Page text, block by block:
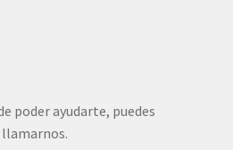
poder ayudarte, puedes